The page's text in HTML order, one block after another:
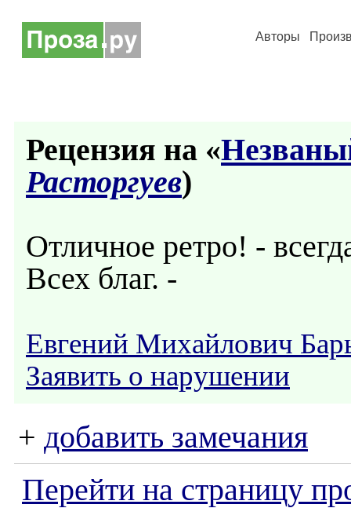
Авторы
Рецензия на «
Расторгуев)
Отличное ретро! -
Всех благ. -
Евгений Михайлович
Заявить о нарушении
+ добавить замечания
Перейти на страницу